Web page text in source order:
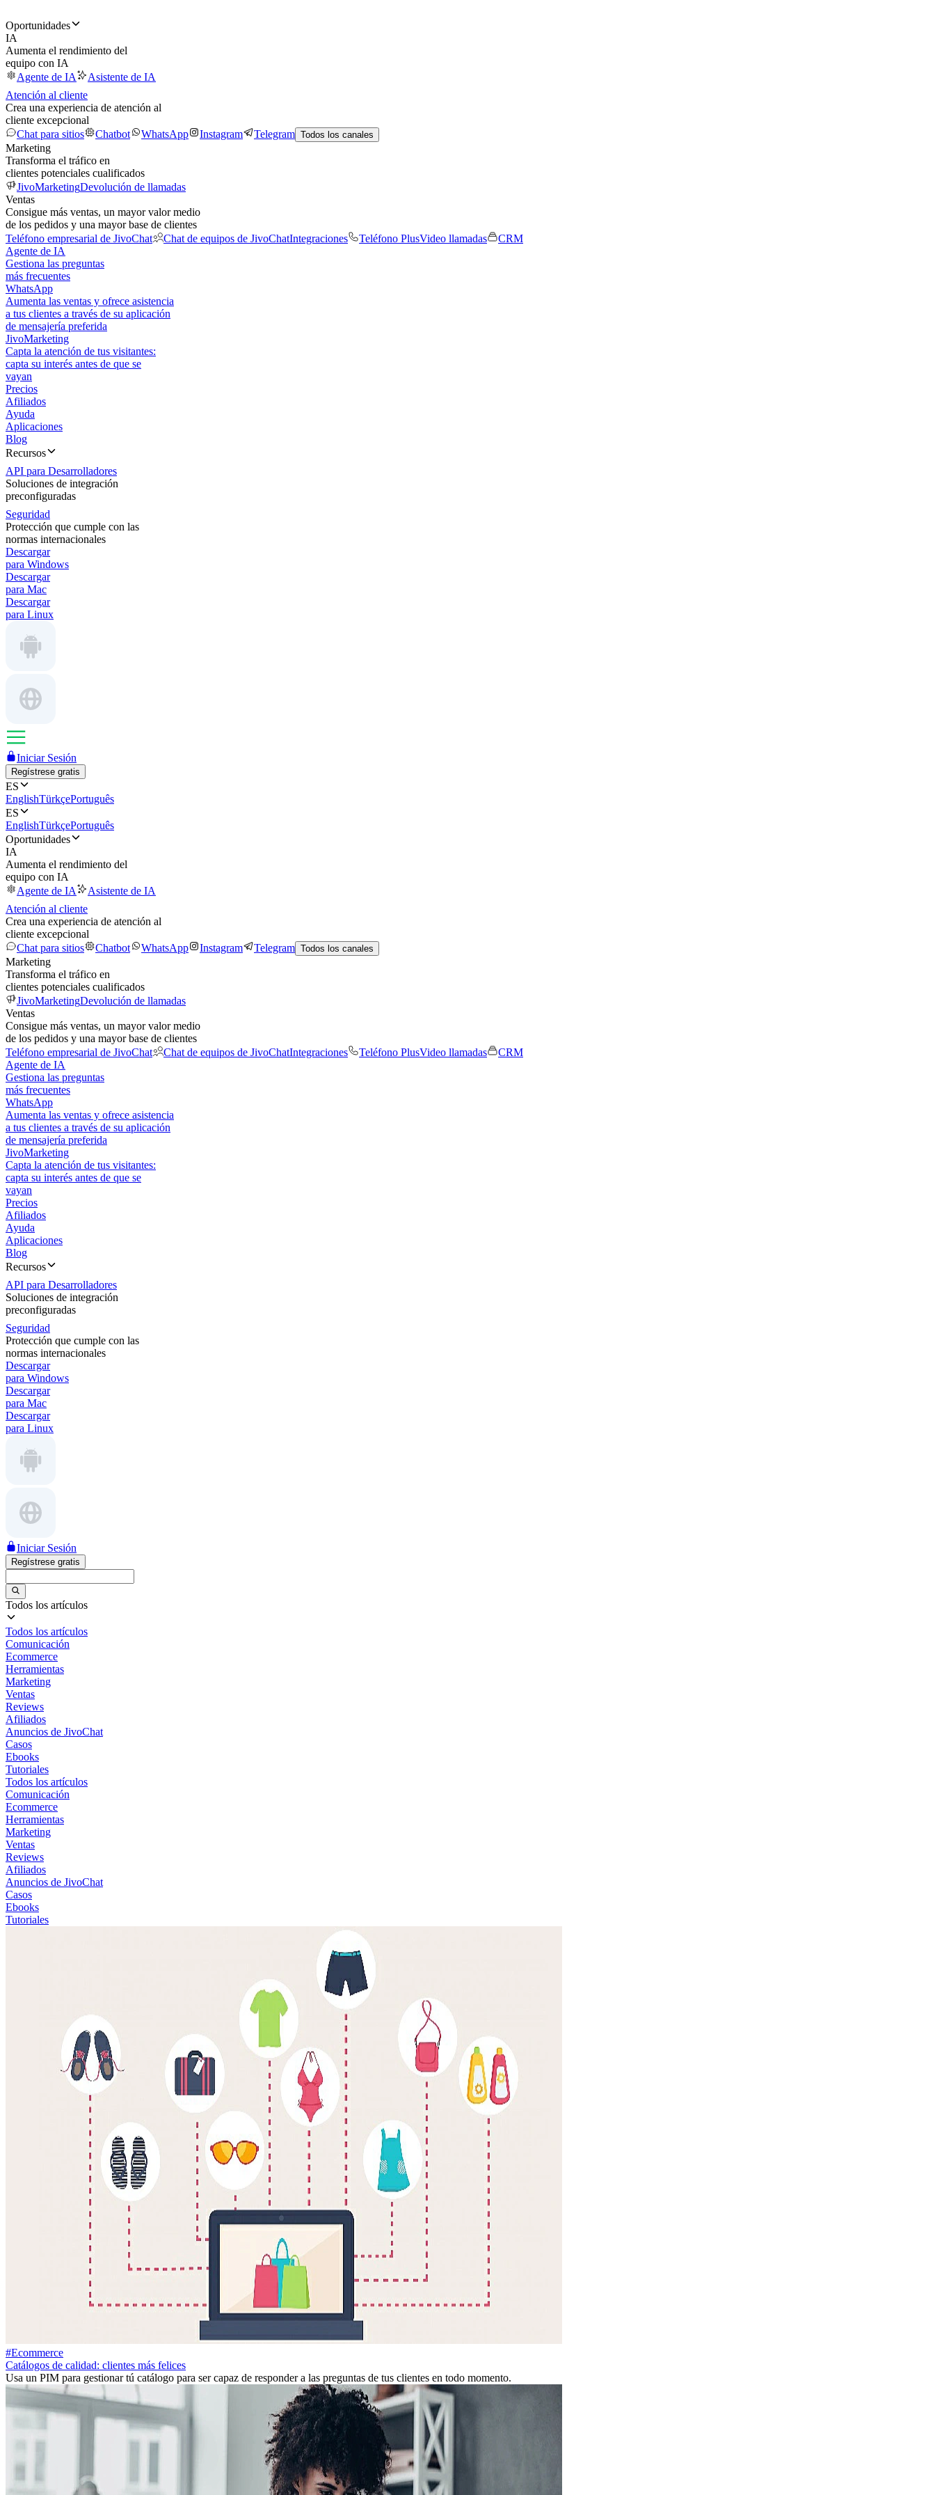
Oportunidades
IA
Aumenta el rendimiento del
equipo con IA
Agente de IA
Asistente de IA
Atención al cliente
Crea una experiencia de atención al
cliente excepcional
Chat para sitios
Chatbot WhatsApp Instagram Telegram Todos los canales
Marketing
Transforma el tráfico en
clientes potenciales cualificados
JivoMarketingDevolución de llamadas
Ventas
Consigue más ventas, un mayor valor medio
de los pedidos y una mayor base de clientes
Teléfono empresarial de JivoChat
Chat de equipos de JivoChatIntegraciones Teléfono PlusVideo llamadas
CRM
Agente de IA
Gestiona las preguntas
más frecuentes
WhatsApp
Aumenta las ventas y ofrece asistencia
a tus clientes a través de su aplicación
de mensajería preferida
JivoMarketing
Capta la atención de tus visitantes:
capta su interés antes de que se
vayan
Precios
Afiliados
Ayuda
Aplicaciones
Blog
Recursos
API para Desarrolladores
Soluciones de integración
preconfiguradas
Seguridad
Protección que cumple con las
normas internacionales
Descargar
para Windows
Descargar
para Mac
Descargar
para Linux
Iniciar Sesión
Regístrese gratis
ES
EnglishTürkçePortuguês
ES
EnglishTürkçePortuguês
Oportunidades
IA
Aumenta el rendimiento del
equipo con IA
Agente de IA
Asistente de IA
Atención al cliente
Crea una experiencia de atención al
cliente excepcional
Chat para sitios
Chatbot WhatsApp Instagram Telegram Todos los canales
Marketing
Transforma el tráfico en
clientes potenciales cualificados
JivoMarketingDevolución de llamadas
Ventas
Consigue más ventas, un mayor valor medio
de los pedidos y una mayor base de clientes
Teléfono empresarial de JivoChat
Chat de equipos de JivoChatIntegraciones Teléfono PlusVideo llamadas
CRM
Agente de IA
Gestiona las preguntas
más frecuentes
WhatsApp
Aumenta las ventas y ofrece asistencia
a tus clientes a través de su aplicación
de mensajería preferida
JivoMarketing
Capta la atención de tus visitantes:
capta su interés antes de que se
vayan
Precios
Afiliados
Ayuda
Aplicaciones
Blog
Recursos
API para Desarrolladores
Soluciones de integración
preconfiguradas
Seguridad
Protección que cumple con las
normas internacionales
Descargar
para Windows
Descargar
para Mac
Descargar
para Linux
Iniciar Sesión
Regístrese gratis
Todos los artículos
Todos los artículos
Comunicación
Ecommerce
Herramientas
Marketing
Ventas
Reviews
Afiliados
Anuncios de JivoChat
Casos
Ebooks
Tutoriales
Todos los artículos
Comunicación
Ecommerce
Herramientas
Marketing
Ventas
Reviews
Afiliados
Anuncios de JivoChat
Casos
Ebooks
Tutoriales
#Ecommerce
Catálogos de calidad: clientes más felices
Usa un PIM para gestionar tú catálogo para ser capaz de responder a las preguntas de tus clientes en todo momento.